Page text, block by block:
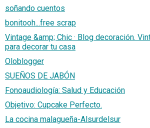
soñando cuentos
bonitooh...free scrap
Vintage &amp; Chic · Blog decoración.
para decorar tu casa
Oloblogger
SUEÑOS DE JABÓN
Fonoaudiología: Salud y Educación
Objetivo: Cupcake Perfecto.
La cocina malagueña-Alsurdelsur